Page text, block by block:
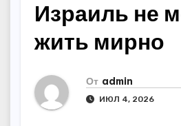
Израиль не
жить мирно
От admin
ИЮЛ 4, 2026